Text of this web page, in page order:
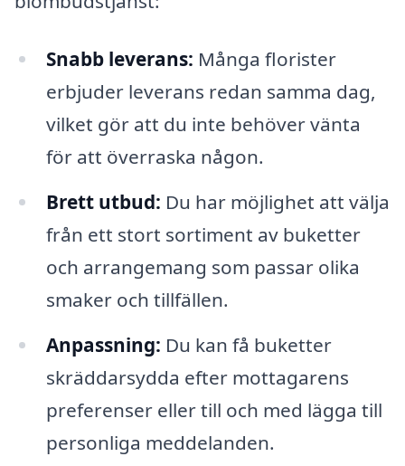
Snabb leverans: Många florister
erbjuder leverans redan samma dag,
vilket gör att du inte behöver vänta
för att överraska någon.
Brett utbud: Du har möjlighet att välja
från ett stort sortiment av buketter
och arrangemang som passar olika
smaker och tillfällen.
Anpassning: Du kan få buketter
skräddarsydda efter mottagarens
preferenser eller till och med lägga till
personliga meddelanden.